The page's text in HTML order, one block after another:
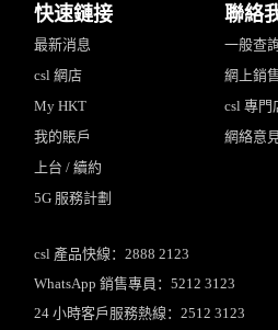
快速鏈接
最新消息
csl 網店
My HKT
我的賬戶
上台 / 續約
5G 服務計劃
聯絡
一般查
網上銷
csl 專門
網絡意見
csl 產品快線：2888 2123
WhatsApp 銷售專員：5212 3123
24 小時客戶服務熱線：2512 3123